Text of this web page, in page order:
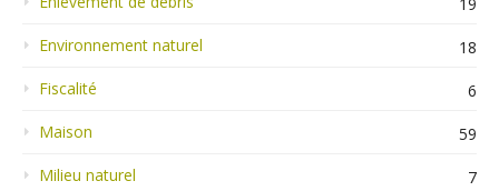
Environnement naturel
18
Fiscalité
6
Maison
59
Milieu naturel
7